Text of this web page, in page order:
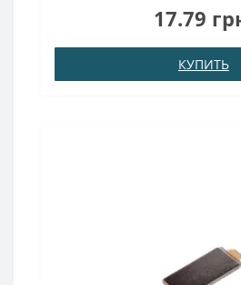
Ni)Намагничивание:17.79
КУПИТЬ